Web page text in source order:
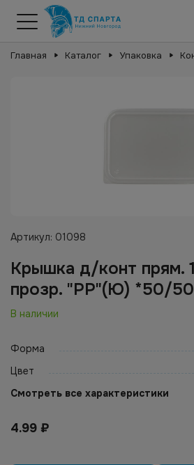
Главная Каталог Упаковка
Артикул: 01098
Крышка д/конт прям.
прозр. "РР"(Ю) *50/
В наличии
Форма
Цвет
Смотреть все характеристики
4.99 ₽